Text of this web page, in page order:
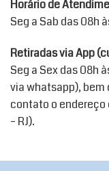
Horário de
Seg a Sab das 08h
Retiradas via App
Seg a Sex das 08h
via whatsapp),
contato o endereço
– RJ).